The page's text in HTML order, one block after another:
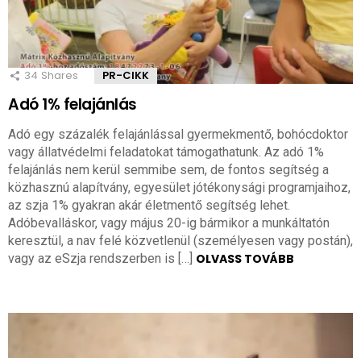
34 Shares PR-CIKK
Adó 1% felajánlás
Adó egy százalék felajánlással gyermekmentő, bohócdoktor
vagy állatvédelmi feladatokat támogathatunk. Az adó 1%
felajánlás nem kerül semmibe sem, de fontos segítség a
közhasznú alapítvány, egyesület jótékonysági programjaihoz,
az szja 1% gyakran akár életmentő segítség lehet.
Adóbevalláskor, vagy május 20-ig bármikor a munkáltatón
keresztül, a nav felé közvetlenül (személyesen vagy postán),
vagy az eSzja rendszerben is […] OLVASS TOVÁBB